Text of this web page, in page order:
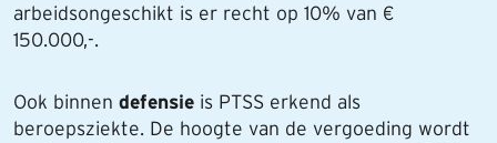
arbeidsongeschikt is er recht op 10% van €
150.000,-.
Ook binnen defensie is PTSS erkend als
beroepsziekte. De hoogte van de vergoeding wordt